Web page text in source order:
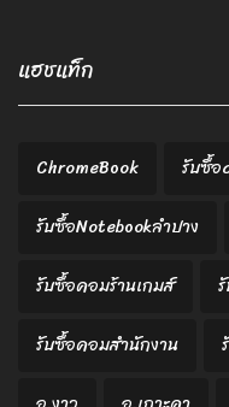
แฮชแท็ก
ChromeBook
รับซื้อ
รับซื้อNotebookลำปาง
รับซื้อคอมร้านเกมส์
รับซื้อคอมสำนักงาน